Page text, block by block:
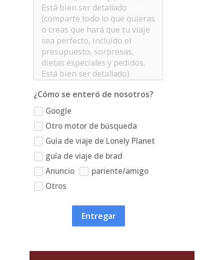
¿Cómo se enteró de nosotros?
Google
Otro motor de búsqueda
Guía de viaje de Lonely Planet
guía de viaje de brad
Anuncio
pariente/amigo
Otros
Entregar